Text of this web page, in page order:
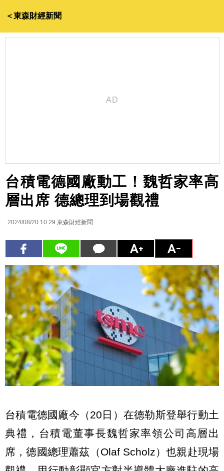
＜東森財經新聞
台積電德國廠動工！魏哲家率高
層出席 德總理到場觀禮
2024/08/20 10:29 東森財經新聞
台積電德國廠今（20日）在德勒斯登舉行動土
典禮，台積電董事長魏哲家率領公司高層出
席，德國總理蕭茲（Olaf Scholz）也親赴現場